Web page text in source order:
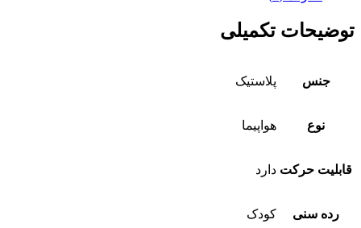
توضیحات تکمیلی
جنس پلاستیک
نوع هواپیما
قابلیت حرکت دارد
رده سنی کودک